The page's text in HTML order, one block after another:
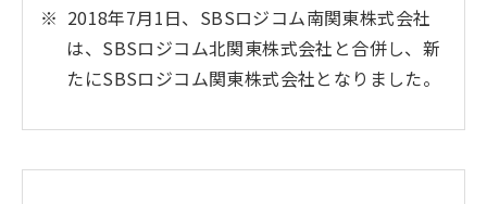
2018年7月1日、SBSロジコム南関東株式会社
は、SBSロジコム北関東株式会社と合併し、新
たにSBSロジコム関東株式会社となりました。